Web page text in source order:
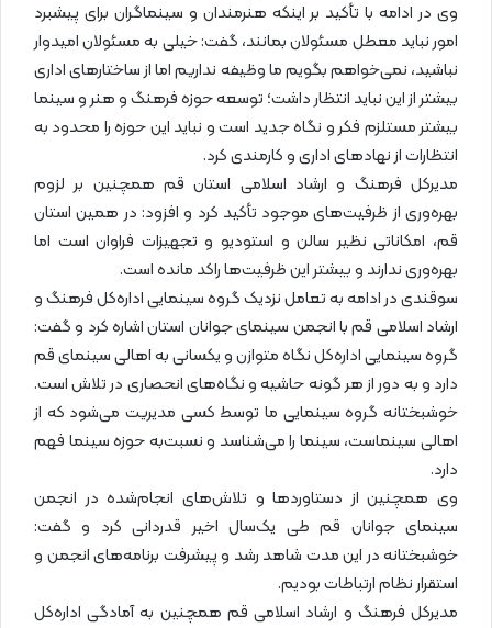
وی در ادامه با تأکید بر اینکه هنرمندان و سینماگران برای پیشبرد
امور نباید معطل مسئولان بمانند، گفت: خیلی به مسئولان امیدوار
نباشید، نمی‌خواهم بگویم ما وظیفه نداریم اما از ساختارهای اداری
بیشتر از این نباید انتظار داشت؛ توسعه حوزه فرهنگ و هنر و سینما
بیشتر مستلزم فکر و نگاه جدید است و نباید این حوزه را محدود به
انتظارات از نهادهای اداری و کارمندی کرد.
مدیرکل فرهنگ و ارشاد اسلامی استان قم همچنین بر لزوم
بهره‌وری از ظرفیت‌های موجود تأکید کرد و افزود: در همین استان
قم، امکاناتی نظیر سالن و استودیو و تجهیزات فراوان است اما
بهره‌وری ندارند و بیشتر این ظرفیت‌ها راکد مانده است.
سوقندی در ادامه به تعامل نزدیک گروه سینمایی اداره‌کل فرهنگ و
ارشاد اسلامی قم با انجمن سینمای جوانان استان اشاره کرد و گفت:
گروه سینمایی اداره‌کل نگاه متوازن و یکسانی به اهالی سینمای قم
دارد و به دور از هر گونه حاشیه و نگاه‌های انحصاری در تلاش است.
خوشبختانه گروه سینمایی ما توسط کسی مدیریت می‌شود که از
اهالی سینماست، سینما را می‌شناسد و نسبت‌به حوزه سینما فهم
دارد.
وی همچنین از دستاوردها و تلاش‌های انجام‌شده در انجمن
سینمای جوانان قم طی یک‌سال اخیر قدردانی کرد و گفت:
خوشبختانه در این مدت شاهد رشد و پیشرفت برنامه‌های انجمن و
استقرار نظام ارتباطات بودیم.
مدیرکل فرهنگ و ارشاد اسلامی قم همچنین به آمادگی اداره‌کل